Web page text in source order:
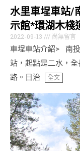
水里車埕車站/
示館*環湖木棧
2022-09-13 尚無留言
車埕車站介紹> 南
站，起點是二水，
路。日治
全文